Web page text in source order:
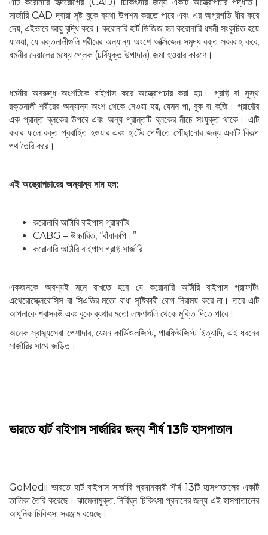
সার্জারি CAD দ্বারা সৃষ্ট বুকে ব্যথা উপশম করতে পারে এবং এর অগ্রগতি ধীর করে
দেয়, এইভাবে আয়ু বৃদ্ধি করে। করোনারি হার্ট ডিজিজ হল করোনারি ধমনী সংকুচিত হয়ে
যাওয়া, যে রক্তনালীগুলি শরীরের অন্যান্য অংশে অক্সিজেন সমৃদ্ধ রক্ত সরবরাহ করে,
ধমনীর দেয়ালের মধ্যে প্লেক (চর্বিযুক্ত উপাদান) জমা হওয়ার কারণে।
ধমনীর অবরুদ্ধ অংশটিকে বাইপাস করে অস্ত্রোপচার করা হয়। গ্রাফ্ট বা সুস্থ
রক্তনালী শরীরের অন্যান্য অংশ থেকে নেওয়া হয়, যেমন পা, বুক বা কব্জি। গ্রাফ্টের
এক প্রান্ত ব্লকের উপরে এবং অন্য প্রান্তটি ব্লকের নীচে সংযুক্ত থাকে। এটি
করার ফলে রক্ত প্রবাহিত হওয়ার এবং হার্টের পেশীতে পৌঁছানোর জন্য একটি বিকল্প
পথ তৈরি করে।
এই অস্ত্রোপচারের অন্যান্য নাম হল:
করোনারি আর্টারি বাইপাস গ্রাফটিং
CABG – উচ্চারিত, “বাঁধাকপি।”
করোনারি আর্টারি বাইপাস গ্রাফ্ট সার্জারি
একজনকে অবশ্যই মনে রাখতে হবে যে করোনারি আর্টারি বাইপাস গ্রাফটিং
এথেরোস্ক্লেরোসিস বা সিএডির মতো বাধা সৃষ্টিকারী রোগ নিরাময় করে না। তবে এটি
আপনাকে শ্বাসকষ্ট এবং বুকে ব্যথার মতো লক্ষণগুলি থেকে মুক্তি দিতে পারে।
অনেক স্বাস্থ্যসেবা পেশাদার, যেমন কার্ডিওলজিস্ট, পারফিউজিস্ট ইত্যাদি, এই ধরনের
সার্জারির সাথে জড়িত।
ভারতে হার্ট বাইপাস সার্জারির জন্য শীর্ষ 13টি হাসপাতাল
GoMedii ভারতে হার্ট বাইপাস সার্জারি প্রদানকারী শীর্ষ 13টি হাসপাতালের একটি
তালিকা তৈরি করেছে। ঝামেলামুক্ত, নির্বিঘ্ন চিকিৎসা প্রদানের জন্য এই হাসপাতালের
আধুনিক চিকিৎসা সরঞ্জাম রয়েছে।